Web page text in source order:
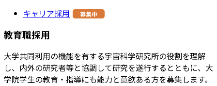
キャリア採用
募集中
教育職採用
大学共同利用の機能を有する宇宙科学研究所の役割を理解
し、内外の研究者等と協調して研究を遂行するとともに、大
学院学生の教育・指導にも能力と意欲ある方を募集します。